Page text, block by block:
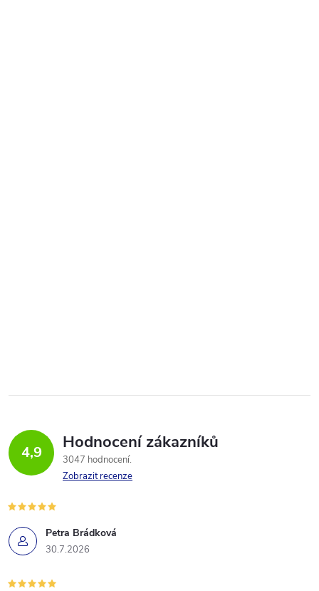
4,9 Hodnocení zákazníků
3047 hodnocení
Zobrazit recenze
Petra Brádková
30.7.2026